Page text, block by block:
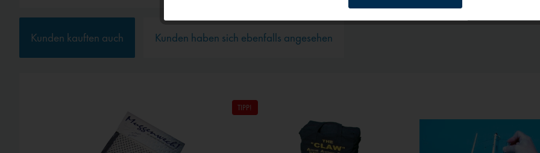
Kunden kauften auch Kunden haben sich ebenfalls angesehen
TIPP!